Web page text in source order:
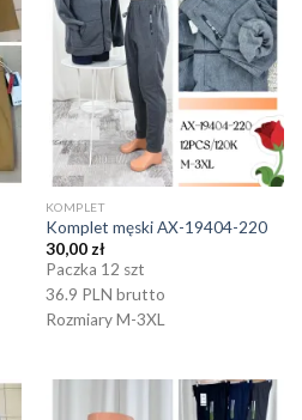
KOMPLET
Komplet męski AX-19404-220
30,00zł
Paczka 12 szt
36.9 PLN brutto
Rozmiary M-3XL